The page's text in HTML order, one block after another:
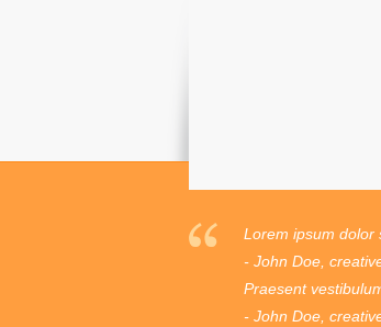
Lorem ipsum dolor
- John Doe,
Praesent
- John Doe,